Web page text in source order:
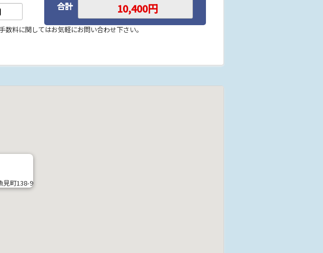
合計
料に関してはお気軽にお問い合わせ下さい。
見町138-9